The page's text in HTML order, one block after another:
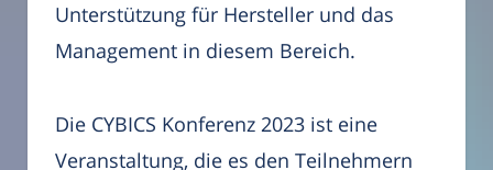
Unterstützung für Hersteller und das
Management in diesem Bereich.
Die CYBICS Konferenz 2023 ist eine
Veranstaltung, die es den Teilnehmern